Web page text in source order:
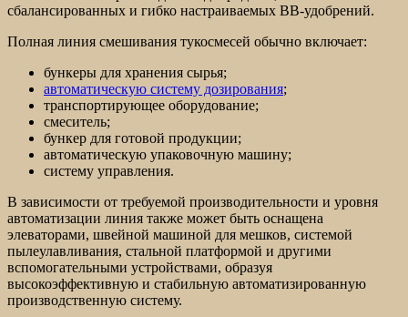
сбалансированных и гибко настраиваемых BB-удобрений.
Полная линия смешивания тукосмесей обычно включает:
бункеры для хранения сырья;
автоматическую систему дозирования;
транспортирующее оборудование;
смеситель;
бункер для готовой продукции;
автоматическую упаковочную машину;
систему управления.
В зависимости от требуемой производительности и уровня
автоматизации линия также может быть оснащена
элеваторами, швейной машиной для мешков, системой
пылеулавливания, стальной платформой и другими
вспомогательными устройствами, образуя
высокоэффективную и стабильную автоматизированную
производственную систему.